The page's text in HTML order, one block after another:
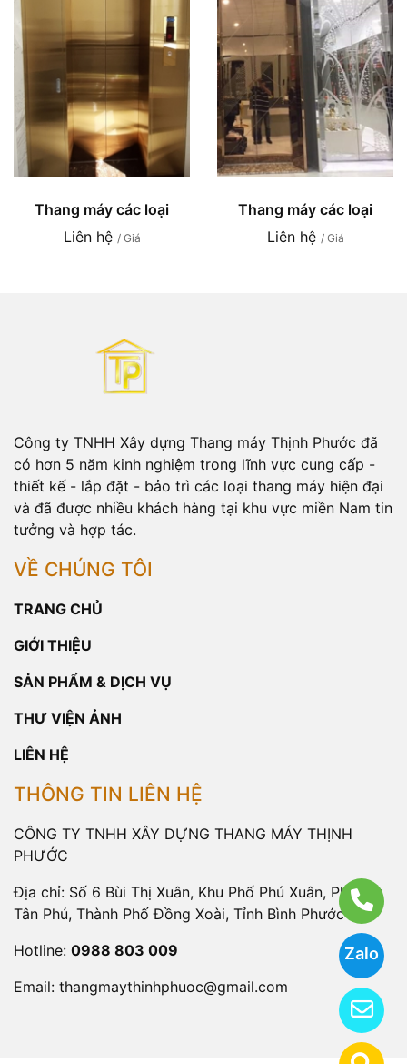
Zalo
Thang máy các loại
Liên hệ / Giá
Thang máy các loại
Liên hệ / Giá
Công ty TNHH Xây dựng Thang máy Thịnh Phước đã
có hơn 5 năm kinh nghiệm trong lĩnh vực cung cấp -
thiết kế - lắp đặt - bảo trì các loại thang máy hiện đại
và đã được nhiều khách hàng tại khu vực miền Nam tin
tưởng và hợp tác.
VỀ CHÚNG TÔI
TRANG CHỦ
GIỚI THIỆU
SẢN PHẨM & DỊCH VỤ
THƯ VIỆN ẢNH
LIÊN HỆ
THÔNG TIN LIÊN HỆ
CÔNG TY TNHH XÂY DỰNG THANG MÁY THỊNH
PHƯỚC
Địa chỉ: Số 6 Bùi Thị Xuân, Khu Phố Phú Xuân, Phường
Tân Phú, Thành Phố Đồng Xoài, Tỉnh Bình Phước
Hotline: 0988 803 009
Email: thangmaythinhphuoc@gmail.com